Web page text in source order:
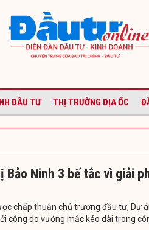
ĐẦU TƯ THỊ TRƯỜNG ĐỊA ỐC
Bảo Ninh 3 bế tắc vì giải
chấp thuận chủ trương đầu tư, Dự
công do vướng mắc kéo dài trong